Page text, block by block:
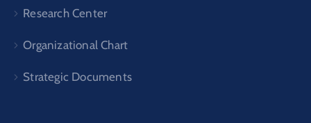
Research Center
Organizational Chart
Strategic Documents